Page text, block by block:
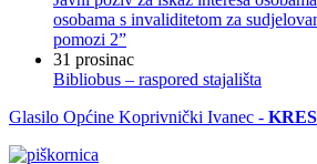
osobama s invaliditetom za
pomozi 2”
31 prosinac
Bibliobus – raspored stajališta
Glasilo Općine Koprivnički Ivanec -